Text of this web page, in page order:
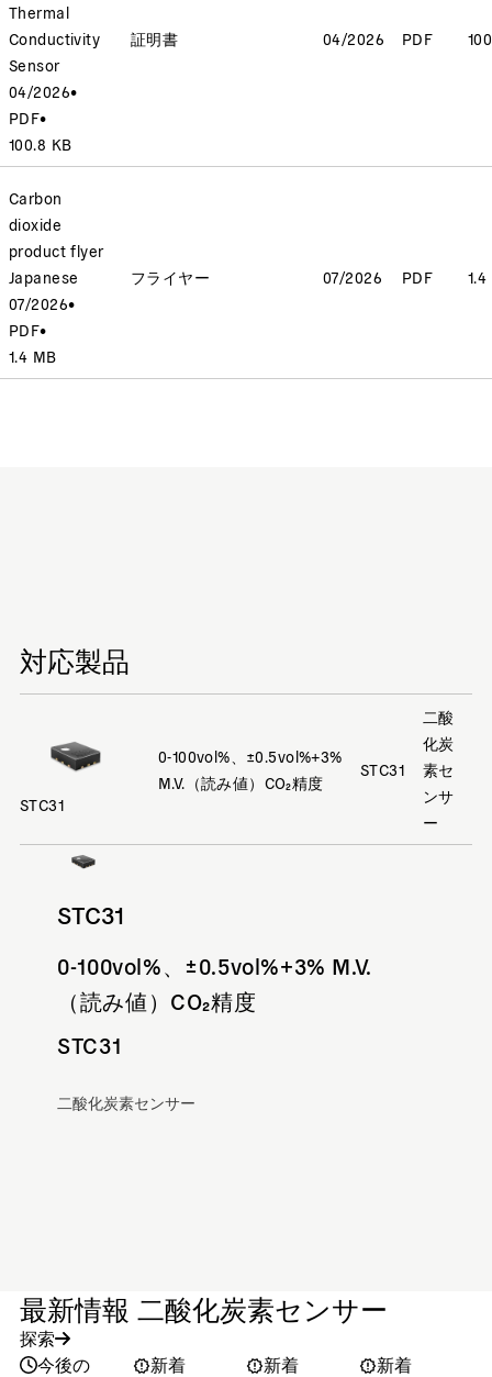
Thermal
Conductivity
Sensor
04/2026•
PDF•
100.8 KB
証明書 04/2026 PDF
Carbon
dioxide
product flyer
Japanese
07/2026•
PDF•
1.4 MB
フライヤー 07/2026 PDF
対応製品
STC31
0-100vol%、±0.5vol%+3%
M.V.（読み値）CO₂精度
STC31
二酸
化炭
素セ
ンサ
ー
STC31
0-100vol%、±0.5vol%+3% M.V.
（読み値）CO₂精度
STC31
二酸化炭素センサー
最新情報 二酸化炭素センサー
探索
今後の
新着
新着
新着